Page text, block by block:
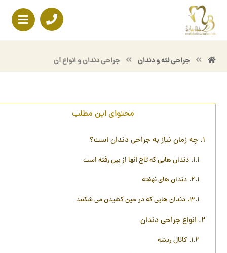
جراحی لثه و دندان جراحی دندان و انواع آن
محتوای این مطلب
چه زمان نیاز به جراحی دندان است؟
دندان هایی که تاج آنها از بین رفته است
دندان های نهفته
دندان هایی که در حین کشیدن می شکنند
انواع جراحی دندان
کانال ریشه